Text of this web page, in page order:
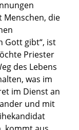
die
Gott gibt“, ist
Priester
des Lebens
was im
im Dienst an
und mit